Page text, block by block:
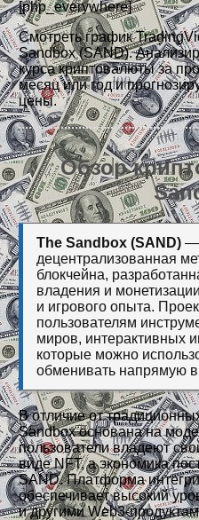
[php_everywhere]
Смотреть график
Sandbox (SAND).
курса криптовалюты за
месяц или год и
цены.
Обзор
The Sandbox (SAND) —
децентрализованная
блокчейна,
владения и
и игрового опыта.
пользователям
миров, интерактивных
которые можно
обменивать напрямую
В отличие от
Sandbox основана на
пользователи владеют
виде NFT, а экономика
SAND. Платформа
обеспечивает высокий
и другими Web3-